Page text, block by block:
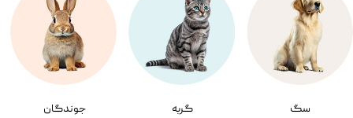
سگ گربه جوندگان